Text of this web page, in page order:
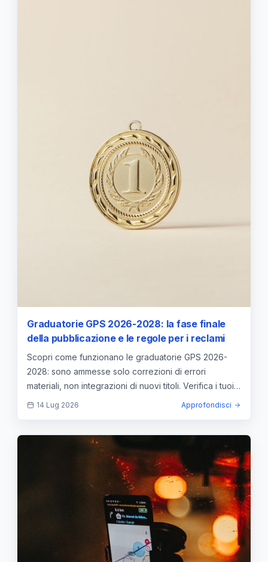
Graduatorie GPS 2026-2028: la fase finale
della pubblicazione e le regole per i reclami
Scopri come funzionano le graduatorie GPS 2026-
2028: sono ammesse solo correzioni di errori
materiali, non integrazioni di nuovi titoli. Verifica i tuoi
punteggi.
14 Lug 2026 Approfondisci